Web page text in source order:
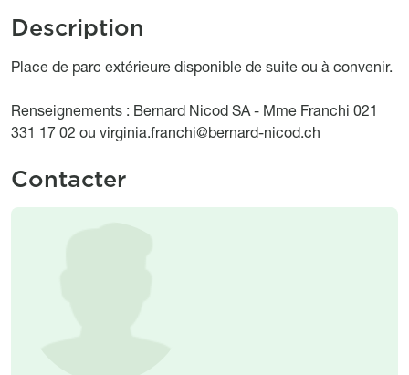
Description
Object description
Place de parc extérieure disponible de suite ou à convenir.
Renseignements : Bernard Nicod SA - Mme Franchi 021
331 17 02 ou virginia.franchi@bernard-nicod.ch
Contacter